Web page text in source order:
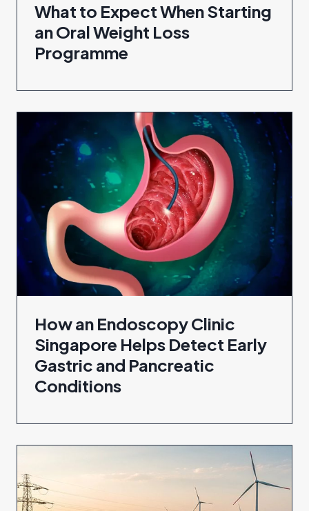
What to Expect When Starting
an Oral Weight Loss
Programme
How an Endoscopy Clinic
Singapore Helps Detect Early
Gastric and Pancreatic
Conditions